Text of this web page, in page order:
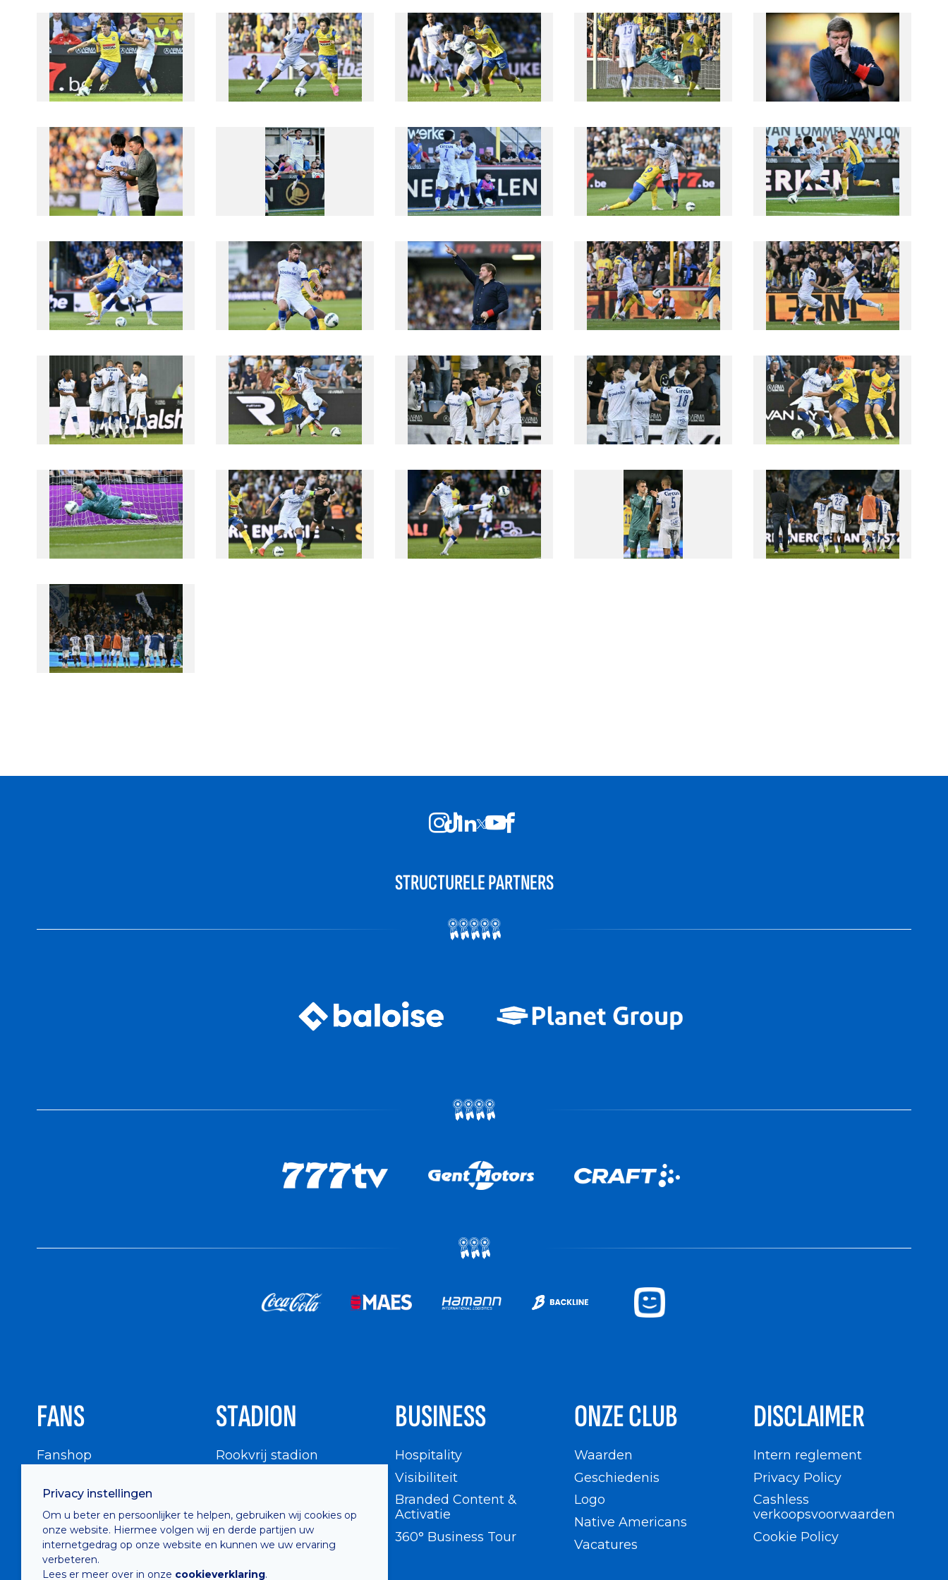
Privacy instellingen
Om u beter en persoonlijker te helpen, gebruiken wij cookies op
onze website. Hiermee volgen wij en derde partijen uw
internetgedrag op onze website en kunnen we uw ervaring
verbeteren.
Lees er meer over in onze cookieverklaring.
STRUCTURELE PARTNERS
FANS
Fanshop
Supportersraad
Buffalo Kids Club
Supportersfederatie
Supportersclubs
STADION
Rookvrij stadion
BUSINESS
Hospitality
Visibiliteit
Branded Content &
Activatie
360° Business Tour
ONZE CLUB
Waarden
Geschiedenis
Logo
Native Americans
Vacatures
DISCLAIMER
Intern reglement
Privacy Policy
Cashless
verkoopsvoorwaarden
Cookie Policy